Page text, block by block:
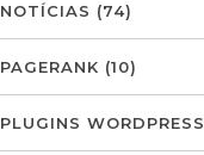
NOTÍCIAS (74)
PAGERANK (10)
PLUGINS WORDPRESS